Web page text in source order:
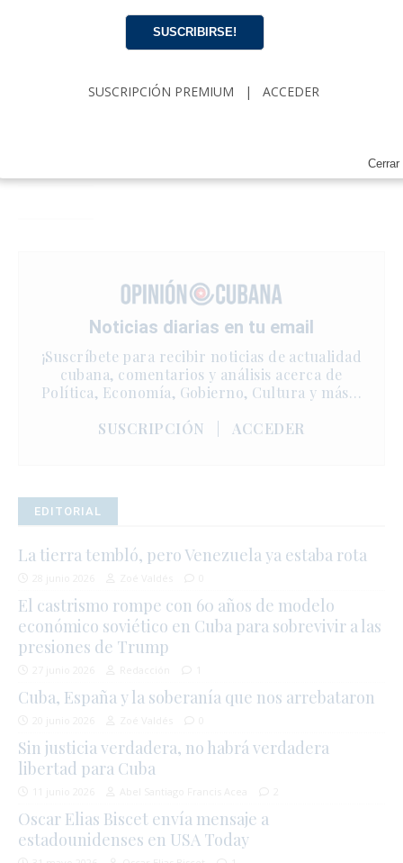
Noticias diarias en tu email
¡Suscríbete para recibir noticias de actualidad
cubana, comentarios y análisis acerca de
Política, Economía, Gobierno, Cultura y más…
SUSCRIPCIÓN
ACCEDER
EDITORIAL
La tierra tembló, pero Venezuela ya estaba rota
El castrismo rompe con 60 años de modelo
económico soviético en Cuba para sobrevivir a las
presiones de Trump
Cuba, España y la soberanía que nos arrebataron
Sin justicia verdadera, no habrá verdadera
libertad para Cuba
Oscar Elias Biscet envía mensaje a
estadounidenses en USA Today
Cerrar
SUSCRIBIRSE!
SUSCRIPCIÓN PREMIUM | ACCEDER